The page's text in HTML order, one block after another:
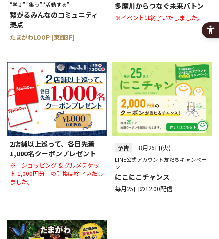
“学ぶ” “集う” “活動する”
繋がるみんなのコミュニティ
拠点
たまがわLOOP [東館3F]
多摩川からつなぐ未来バトン
※イベントは終了いたしました。
2店舗以上巡って、各日先着
1,000名クーポンプレゼント
※「ショッピング & グルメチケッ
ト 1,000円分」の引換は終了いたし
ました。
予告 8月25日(火)
LINE公式アカウント友だちキャンペー
ン
にこにこチャンス
毎月25日の12:00配信！